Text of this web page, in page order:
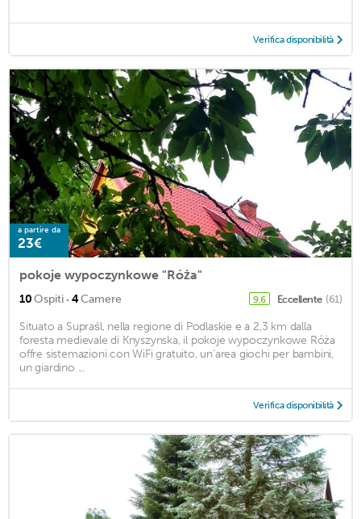
Verifica disponibilità
a partire da
23€
pokoje wypoczynkowe "Róża"
10Ospiti · 4Camere 9,6 Eccellente (61)
Situato a Supraśl, nella regione di Podlaskie e a 2,3 km dalla
foresta medievale di Knyszynska, il pokoje wypoczynkowe Róża
offre sistemazioni con WiFi gratuito, un'area giochi per bambini,
un giardino ...
Verifica disponibilità